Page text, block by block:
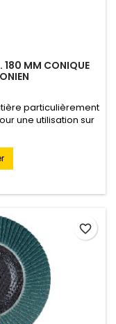
180 MM CONIQUE
particulièrement
une utilisation sur
métaux non ferreux
en fibres de verre
et intermédiaire ·
favorite_border